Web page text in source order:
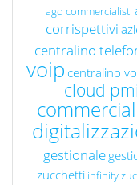
ago commercialisti
corrispettivi
centralino
voip centralino
cloud pmi
gestionale
zucchetti infinity